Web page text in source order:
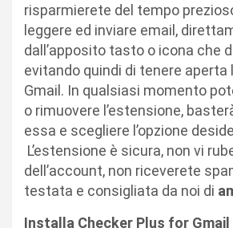
risparmierete del tempo
leggere ed inviare email,
dall’apposito tasto o icona che
evitando quindi di tenere aperta
Gmail. In qualsiasi momento
o rimuovere l’estensione,
essa e scegliere l’opzione
L’estensione è sicura, non vi
dell’account, non riceverete
testata e consigliata da noi di
Installa Checker Plus for Gmail